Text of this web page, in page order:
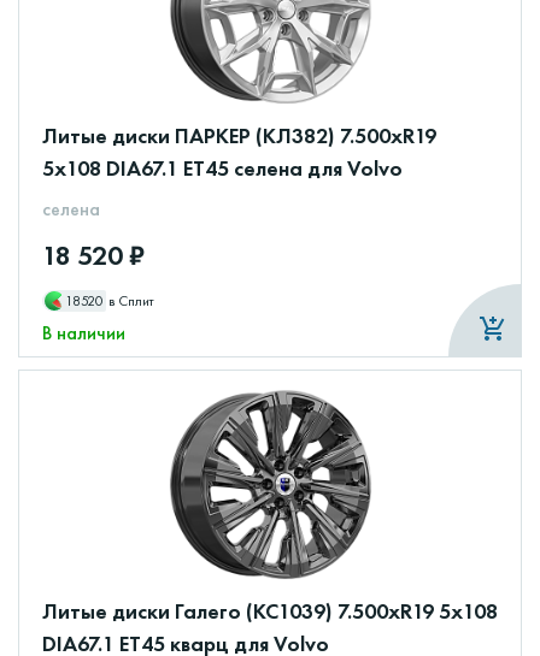
Литые диски ПАРКЕР (КЛ382) 7.500xR19
5x108 DIA67.1 ET45 селена для Volvo
селена
18 520 ₽
18520 в Сплит
В наличии
Литые диски Галего (КС1039) 7.500xR19 5x108
DIA67.1 ET45 кварц для Volvo